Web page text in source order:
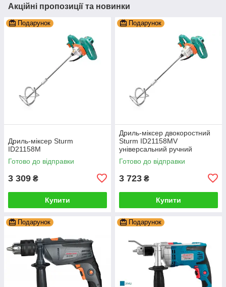
Акційні пропозиції та новинки
Подарунок
Дриль-міксер Sturm
ID21158M
Готово до відправки
3 309 ₴
Купити
Подарунок
Дриль-міксер двокоростний
Sturm ID21158MV
універсальний ручний
електричний інструмент
Готово до відправки
3 723 ₴
Купити
Подарунок Подарунок